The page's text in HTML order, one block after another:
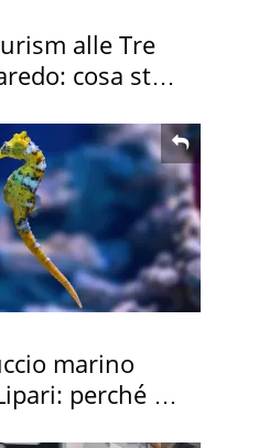
alle Tre
cosa sta
marino
perché è